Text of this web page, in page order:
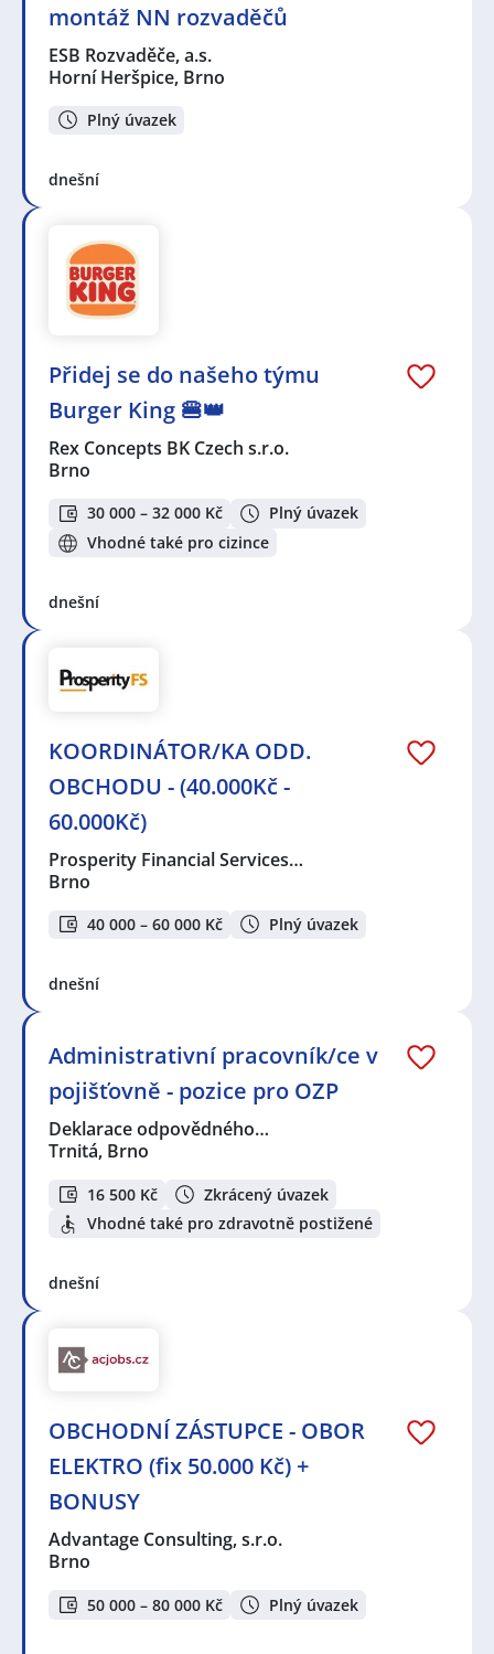
montáž NN rozvaděčů
ESB Rozvaděče, a.s.
Horní Heršpice, Brno
Plný úvazek
dnešní
Přidej se do našeho týmu
Burger King 🍔👑
Rex Concepts BK Czech s.r.o.
Brno
30 000 – 32 000 Kč
Plný úvazek
Vhodné také pro cizince
dnešní
KOORDINÁTOR/KA ODD.
OBCHODU - (40.000Kč -
60.000Kč)
Prosperity Financial Services…
Brno
40 000 – 60 000 Kč Plný úvazek
dnešní
Administrativní pracovník/ce v
pojišťovně - pozice pro OZP
Deklarace odpovědného…
Trnitá, Brno
16 500 Kč
Zkrácený úvazek
Vhodné také pro zdravotně postižené
dnešní
OBCHODNÍ ZÁSTUPCE - OBOR
ELEKTRO (fix 50.000 Kč) +
BONUSY
Advantage Consulting, s.r.o.
Brno
50 000 – 80 000 Kč Plný úvazek